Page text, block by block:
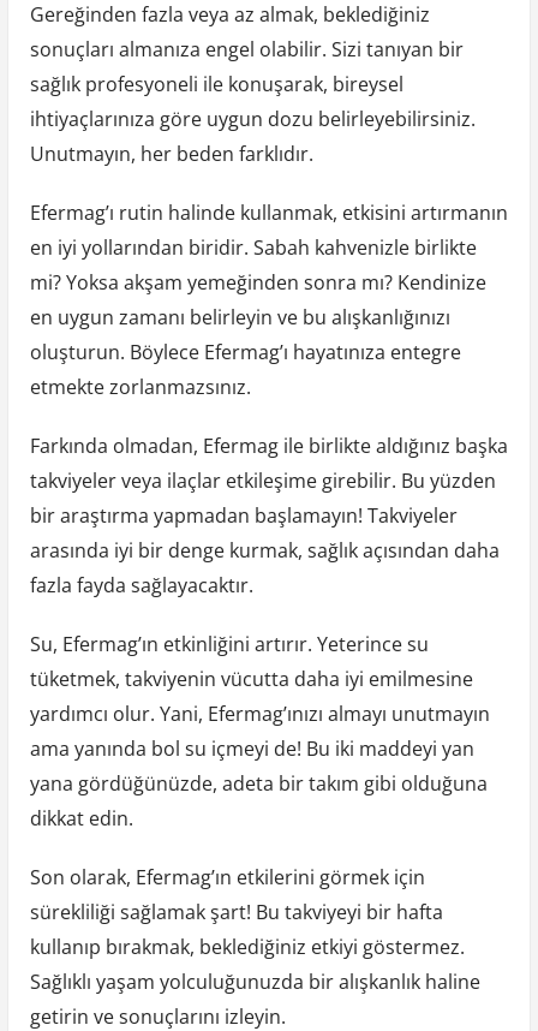
Gereğinden fazla veya az almak, beklediğiniz
sonuçları almanıza engel olabilir. Sizi tanıyan bir
sağlık profesyoneli ile konuşarak, bireysel
ihtiyaçlarınıza göre uygun dozu belirleyebilirsiniz.
Unutmayın, her beden farklıdır.
Efermag’ı rutin halinde kullanmak, etkisini artırmanın
en iyi yollarından biridir. Sabah kahvenizle birlikte
mi? Yoksa akşam yemeğinden sonra mı? Kendinize
en uygun zamanı belirleyin ve bu alışkanlığınızı
oluşturun. Böylece Efermag’ı hayatınıza entegre
etmekte zorlanmazsınız.
Farkında olmadan, Efermag ile birlikte aldığınız başka
takviyeler veya ilaçlar etkileşime girebilir. Bu yüzden
bir araştırma yapmadan başlamayın! Takviyeler
arasında iyi bir denge kurmak, sağlık açısından daha
fazla fayda sağlayacaktır.
Su, Efermag’ın etkinliğini artırır. Yeterince su
tüketmek, takviyenin vücutta daha iyi emilmesine
yardımcı olur. Yani, Efermag’ınızı almayı unutmayın
ama yanında bol su içmeyi de! Bu iki maddeyi yan
yana gördüğünüzde, adeta bir takım gibi olduğuna
dikkat edin.
Son olarak, Efermag’ın etkilerini görmek için
sürekliliği sağlamak şart! Bu takviyeyi bir hafta
kullanıp bırakmak, beklediğiniz etkiyi göstermez.
Sağlıklı yaşam yolculuğunuzda bir alışkanlık haline
getirin ve sonuçlarını izleyin.